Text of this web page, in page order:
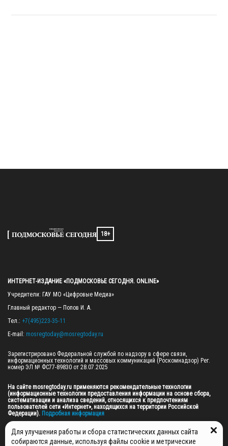
18+
ИНТЕРНЕТ-ИЗДАНИЕ «ПОДМОСКОВЬЕ СЕГОДНЯ. ONLINE»
Учредители: ГАУ МО «Цифровые Медиа»
Главный редактор — Попов И. А.
Тел.: +7(495)223-35-11
E-mail: mosregtoday@mosregtoday.ru
Зарегистрировано Федеральной службой по надзору в сфере связи,
информационных технологий и массовых коммуникаций (Роскомнадзор) Рег.
номер ЭЛ № ФС77-89830 от 28.07.2025
На сайте mosregtoday.ru применяются рекомендательные технологии
(информационные технологии предоставления информации на основе сбора,
систематизации и анализа сведений, относящихся к предпочтениям
пользователей сети «Интернет», находящихся на территории Российской
Федерации). Подробная информация
© 2026 ПРАВА НА ВСЕ МАТЕРИАЛЫ САЙТА ПРИНАДЛЕЖАТ ГАУ МО "ЦИФРОВЫЕ
МЕДИА" (ОГРН: 1255000059467).
Для улучшения работы и сбора статистических данных сайта
собираются данные, используя файлы cookie и метрические